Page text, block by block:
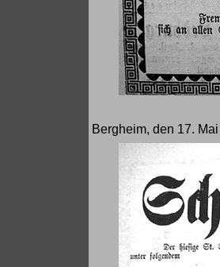
Bergheim, den 17.